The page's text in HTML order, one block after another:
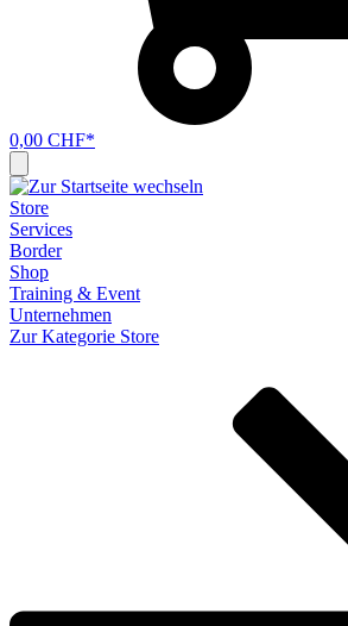
0,00 CHF*
Store
Services
Border
Shop
Training & Event
Unternehmen
Zur Kategorie Store